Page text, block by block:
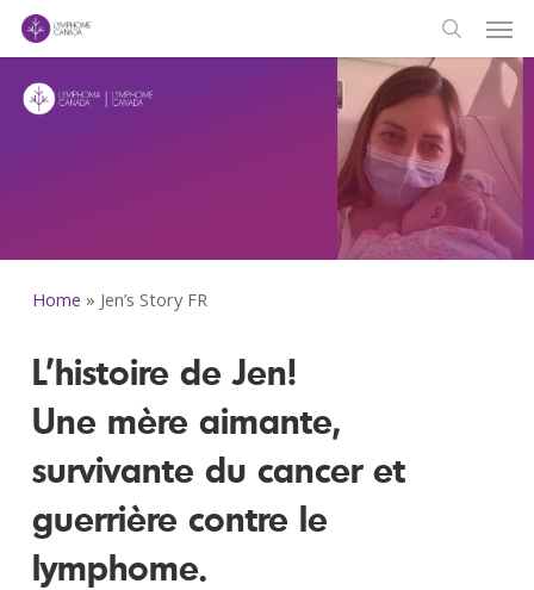
Skip
main
content
search
Home » Jen’s Story FR
L’histoire de Jen!
Une mère aimante,
survivante du cancer et
guerrière contre le
lymphome.